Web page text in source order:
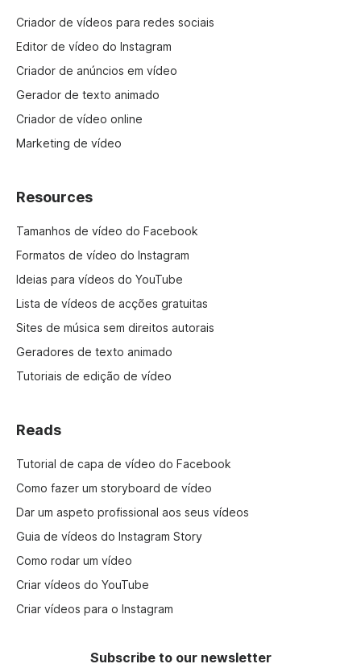
Criador de vídeos para redes sociais
Editor de vídeo do Instagram
Criador de anúncios em vídeo
Gerador de texto animado
Criador de vídeo online
Marketing de vídeo
Resources
Tamanhos de vídeo do Facebook
Formatos de vídeo do Instagram
Ideias para vídeos do YouTube
Lista de vídeos de acções gratuitas
Sites de música sem direitos autorais
Geradores de texto animado
Tutoriais de edição de vídeo
Reads
Tutorial de capa de vídeo do Facebook
Como fazer um storyboard de vídeo
Dar um aspeto profissional aos seus vídeos
Guia de vídeos do Instagram Story
Como rodar um vídeo
Criar vídeos do YouTube
Criar vídeos para o Instagram
Subscribe to our newsletter